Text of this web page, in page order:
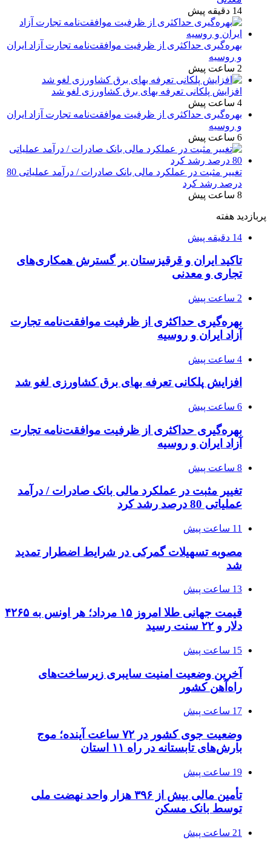
14 دقیقه پیش
بهره‌گیری حداکثری از ظرفیت موافقت‌نامه تجارت آزاد ایران
و روسیه
2 ساعت پیش
افزایش پلکانی تعرفه بهای برق کشاورزی لغو شد
4 ساعت پیش
بهره‌گیری حداکثری از ظرفیت موافقت‌نامه تجارت آزاد ایران
و روسیه
6 ساعت پیش
تغییر مثبت در عملکرد مالی بانک صادرات / درآمد عملیاتی 80
درصد رشد کرد
8 ساعت پیش
پربازدید هفته
14 دقیقه پیش
تاکید ایران و قرقیزستان بر گسترش همکاری‌های
تجاری و معدنی
2 ساعت پیش
بهره‌گیری حداکثری از ظرفیت موافقت‌نامه تجارت
آزاد ایران و روسیه
4 ساعت پیش
افزایش پلکانی تعرفه بهای برق کشاورزی لغو شد
6 ساعت پیش
بهره‌گیری حداکثری از ظرفیت موافقت‌نامه تجارت
آزاد ایران و روسیه
8 ساعت پیش
تغییر مثبت در عملکرد مالی بانک صادرات / درآمد
عملیاتی 80 درصد رشد کرد
11 ساعت پیش
مصوبه تسهیلات گمرکی در شرایط اضطرار تمدید
شد
13 ساعت پیش
قیمت جهانی طلا امروز ۱۵ مرداد؛ هر اونس به ۴۲۶۵
دلار و ۲۲ سنت رسید
15 ساعت پیش
آخرین وضعیت امنیت سایبری زیرساخت‌های
راه‌آهن کشور
17 ساعت پیش
وضعیت جوی کشور در ۷۲ ساعت آینده؛ موج
بارش‌های تابستانه در راه ۱۱ استان
19 ساعت پیش
تأمین مالی بیش از ۳۹۶ هزار واحد نهضت ملی
توسط بانک مسکن
21 ساعت پیش